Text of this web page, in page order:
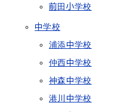
前田小学校
中学校
浦添中学校
仲西中学校
神森中学校
港川中学校